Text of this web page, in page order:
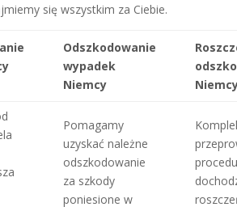
się wszystkim za Ciebie.
Odszkodowanie
wypadek
Niemcy
Pomagamy
uzyskać należne
odszkodowanie
za szkody
poniesione w